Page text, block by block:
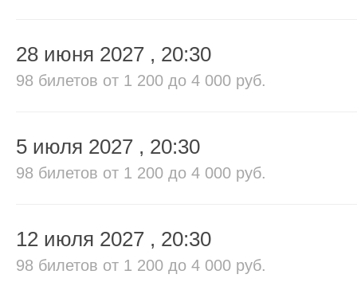
28 июня 2027 , 20:30
98 билетов от 1 200 до 4 000 руб.
5 июля 2027 , 20:30
98 билетов от 1 200 до 4 000 руб.
12 июля 2027 , 20:30
98 билетов от 1 200 до 4 000 руб.